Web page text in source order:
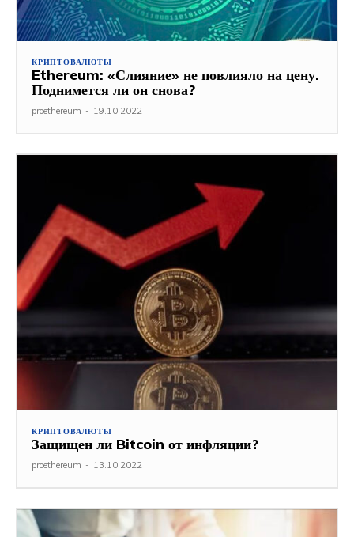
КРИПТОВАЛЮТЫ
Ethereum: «Слияние» не повлияло на цену.
Поднимется ли он снова?
proethereum - 19.10.2022
КРИПТОВАЛЮТЫ
Защищен ли Bitcoin от инфляции?
proethereum - 13.10.2022